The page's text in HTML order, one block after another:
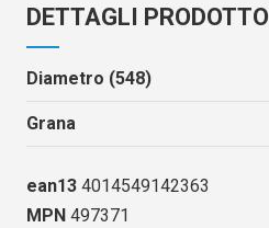
DETTAGLI PRODOTTO
Diametro (548)
Grana
ean13 4014549142363
MPN 497371